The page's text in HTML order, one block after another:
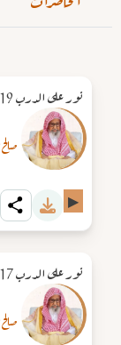
نور على الدرب 19-11-1438هـ ح2
▶
نور على الدرب 17-01-1439هـ ح2